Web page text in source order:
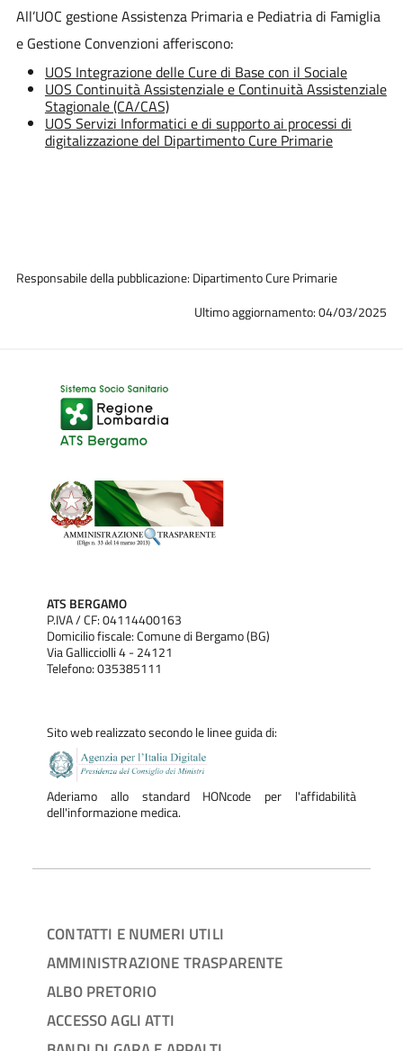
All’UOC gestione Assistenza Primaria e Pediatria di Famiglia
e Gestione Convenzioni afferiscono:
UOS Integrazione delle Cure di Base con il Sociale
UOS Continuità Assistenziale e Continuità Assistenziale
Stagionale (CA/CAS)
UOS Servizi Informatici e di supporto ai processi di
digitalizzazione del Dipartimento Cure Primarie
Responsabile della pubblicazione: Dipartimento Cure Primarie
Ultimo aggiornamento: 04/03/2025
ATS BERGAMO
P.IVA / CF: 04114400163
Domicilio fiscale: Comune di Bergamo (BG)
Via Gallicciolli 4 - 24121
Telefono: 035385111
Sito web realizzato secondo le linee guida di:
Aderiamo allo standard HONcode per l'affidabilità
dell'informazione medica.
CONTATTI E NUMERI UTILI
AMMINISTRAZIONE TRASPARENTE
ALBO PRETORIO
ACCESSO AGLI ATTI